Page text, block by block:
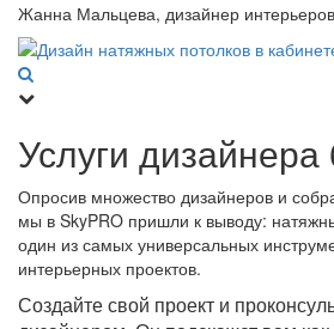
Жанна Мальцева, дизайнер интерьеров
Услуги дизайнера
Опросив множество дизайнеров и
мы в SkyPRO пришли к выводу:
один из самых универсальных
интерьерных проектов.
Создайте свой проект и